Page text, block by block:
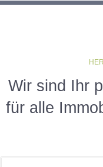
Wir sind Ihr
für alle